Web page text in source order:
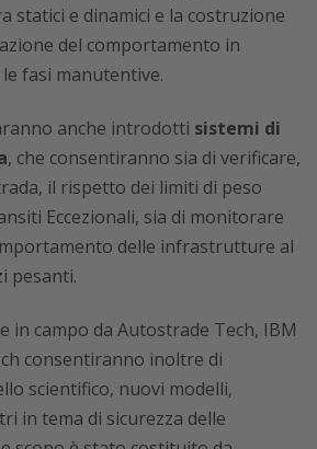
statici e dinamici e la costruzione
del comportamento in
fasi manutentive.
anche introdotti sistemi di
, che consentiranno sia di verificare,
il rispetto dei limiti di peso
Eccezionali, sia di monitorare
delle infrastrutture al
pesanti.
in campo da Autostrade Tech, IBM
consentiranno inoltre di
scientifico, nuovi modelli,
in tema di sicurezza delle